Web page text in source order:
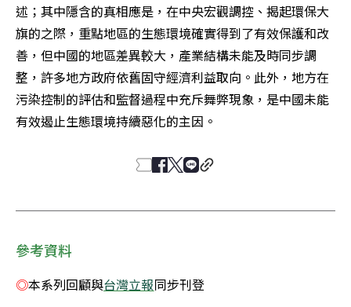
述；其中隱含的真相應是，在中央宏觀調控、揭起環保大
旗的之際，重點地區的生態環境確實得到了有效保護和改
善，但中國的地區差異較大，產業結構未能及時同步調
整，許多地方政府依舊固守經濟利益取向。此外，地方在
污染控制的評估和監督過程中充斥舞弊現象，是中國未能
有效遏止生態環境持續惡化的主因。
參考資料
◎本系列回顧與台灣立報同步刊登